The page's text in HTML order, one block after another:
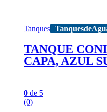
Tanques
TANQUE
CAPA, AZUL
0 de 5
(0)